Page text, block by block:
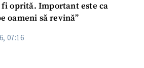
oprită. Important este ca
oameni să revină”
07:16